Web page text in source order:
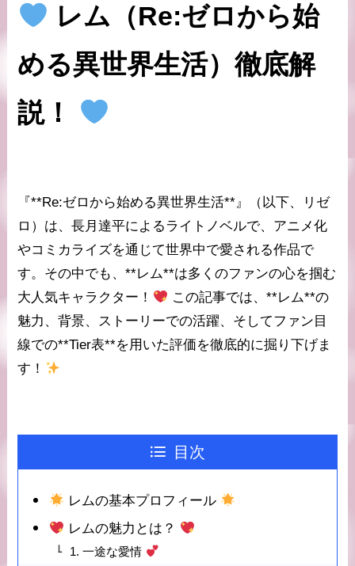
レム （Re:ゼロから始
める異世界生活）徹底解
説！
『**Re:ゼロから始める異世界生活**』（以下、リゼ
ロ）は、長月達平によるライトノベルで、アニメ化
やコミカライズを通じて世界中で愛される作品で
す。その中でも、**レム**は多くのファンの心を掴む
大人気キャラクター！
この記事では、**レム**の
魅力、背景、ストーリーでの活躍、そしてファン目
線での**Tier表**を用いた評価を徹底的に掘り下げま
す！
目次
レムの基本プロフィール
レムの魅力とは？
1. 一途な愛情